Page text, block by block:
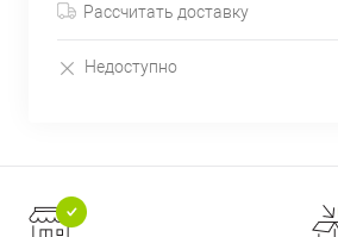
Рассчитать доставку
Недоступно